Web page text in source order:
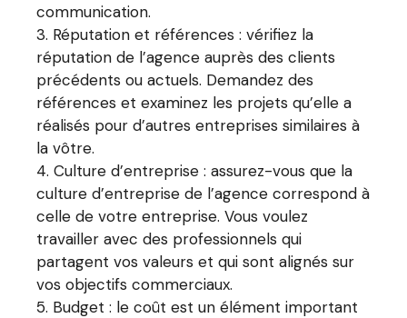
communication.
Réputation et références : vérifiez la
réputation de l’agence auprès des clients
précédents ou actuels. Demandez des
références et examinez les projets qu’elle a
réalisés pour d’autres entreprises similaires à
la vôtre.
Culture d’entreprise : assurez-vous que la
culture d’entreprise de l’agence correspond à
celle de votre entreprise. Vous voulez
travailler avec des professionnels qui
partagent vos valeurs et qui sont alignés sur
vos objectifs commerciaux.
Budget : le coût est un élément important